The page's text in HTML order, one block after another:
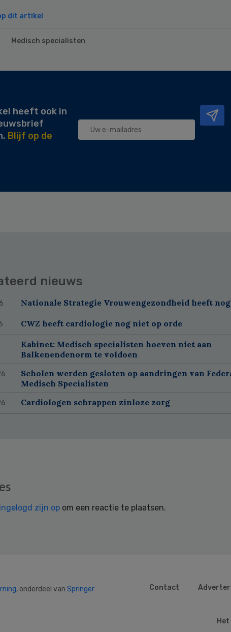
dit artikel
Medisch specialisten
heeft ook in
Blijf op de
nieuws
Nationale Strategie Vrouwengezondheid heeft
CWZ heeft cardiologie nog niet op orde
Kabinet: Medisch specialisten hoeven niet aan
Balkenendenorm te voldoen
Scholen werden gesloten op aandringen van
Medisch Specialisten
Cardiologen schrappen zinloze zorg
ingelogd zijn op om een reactie te plaatsen.
, onderdeel van Springer
Contact